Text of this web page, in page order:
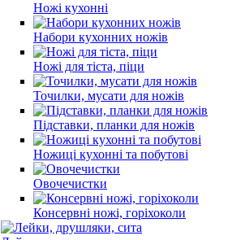
Ножі кухонні
Набори кухонних ножів
Ножі для тіста, піци
Точилки, мусати для ножів
Підставки, планки для ножів
Ножиці кухонні та побутові
Овочечистки
Консервні ножі, горіхоколи